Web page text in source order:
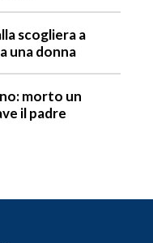
scogliera a
una donna
morto un
il padre